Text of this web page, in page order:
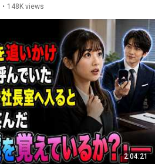
• 148K views
2:04:21